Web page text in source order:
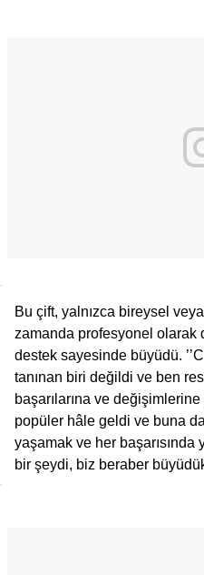
Bu çift, yalnızca bireysel
zamanda profesyonel olarak
destek sayesinde büyüdü.
tanınan biri değildi ve ben
başarılarına ve
popüler hâle geldi ve buna
yaşamak ve her başarısında
bir şeydi, biz beraber